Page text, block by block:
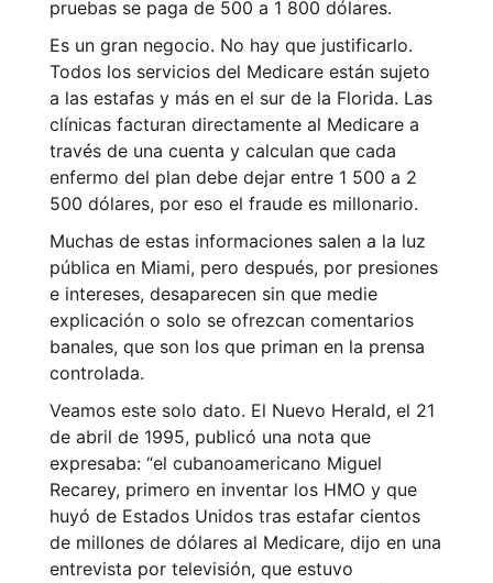
pruebas se paga de 500 a 1 800 dólares.
Es un gran negocio. No hay que justificarlo.
Todos los servicios del Medicare están sujeto
a las estafas y más en el sur de la Florida. Las
clínicas facturan directamente al Medicare a
través de una cuenta y calculan que cada
enfermo del plan debe dejar entre 1 500 a 2
500 dólares, por eso el fraude es millonario.
Muchas de estas informaciones salen a la luz
pública en Miami, pero después, por presiones
e intereses, desaparecen sin que medie
explicación o solo se ofrezcan comentarios
banales, que son los que priman en la prensa
controlada.
Veamos este solo dato. El Nuevo Herald, el 21
de abril de 1995, publicó una nota que
expresaba: “el cubanoamericano Miguel
Recarey, primero en inventar los HMO y que
huyó de Estados Unidos tras estafar cientos
de millones de dólares al Medicare, dijo en una
entrevista por televisión, que estuvo